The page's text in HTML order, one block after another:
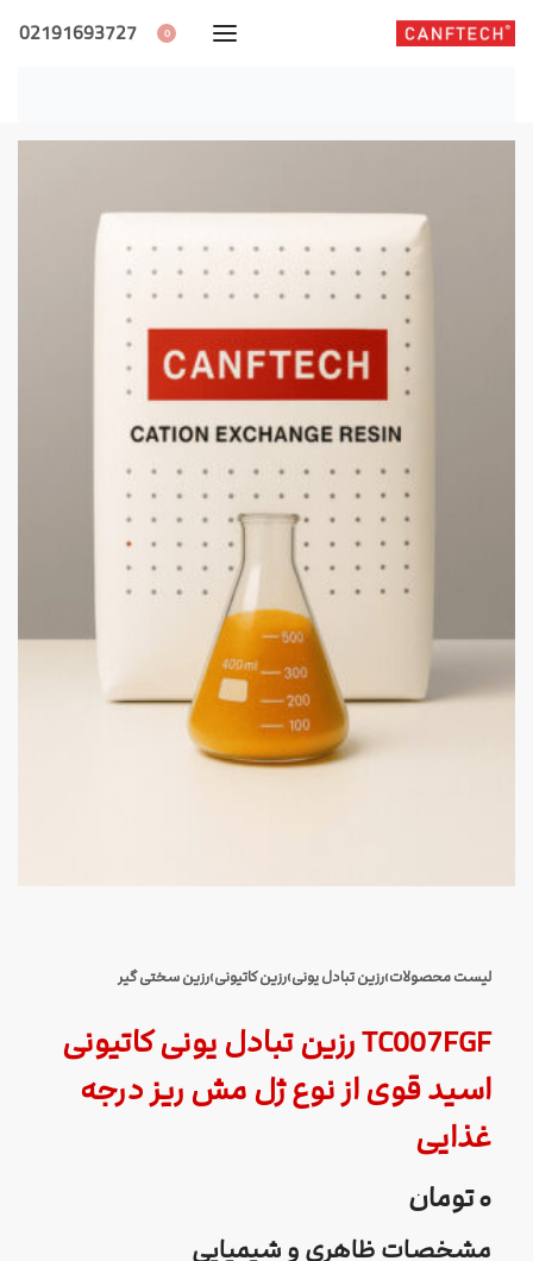
0
02191693727
لیست محصولات›رزین تبادل یونی›رزین کاتیونی›رزین سختی گیر
TC007FGF رزین تبادل یونی کاتیونی
اسید قوی از نوع ژل مش ریز درجه
غذایی
۰تومان
مشخصات ظاهری و شیمیایی